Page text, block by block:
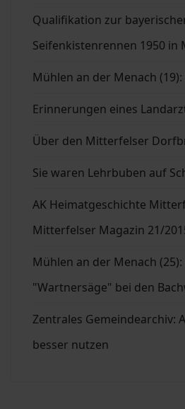
Qualifikation zur
Seifenkistenrennen 1950 in
Mühlen an der Menach
Erinnerungen eines
Über den Mitterfelser
Sie waren Lehrbuben auf
AK Heimatgeschichte
Mitterfelser Magazin 21/
Mühlen an der Menach (25):
"Wartnersäge" bei den
Zentrales Gemeindearchiv:
besser nutzen